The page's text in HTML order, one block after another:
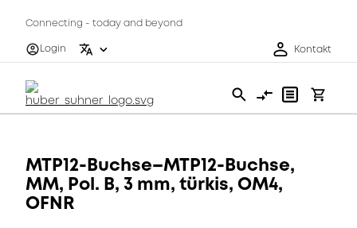
Connecting - today and beyond
Login
Kontakt
MTP12-Buchse–MTP12-Buchse,
MM, Pol. B, 3 mm, türkis, OM4,
OFNR